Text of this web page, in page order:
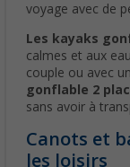
voyage avec de
Les kayaks
calmes et aux
couple ou avec
gonflable 2
sans avoir à
Canots et
les loisirs